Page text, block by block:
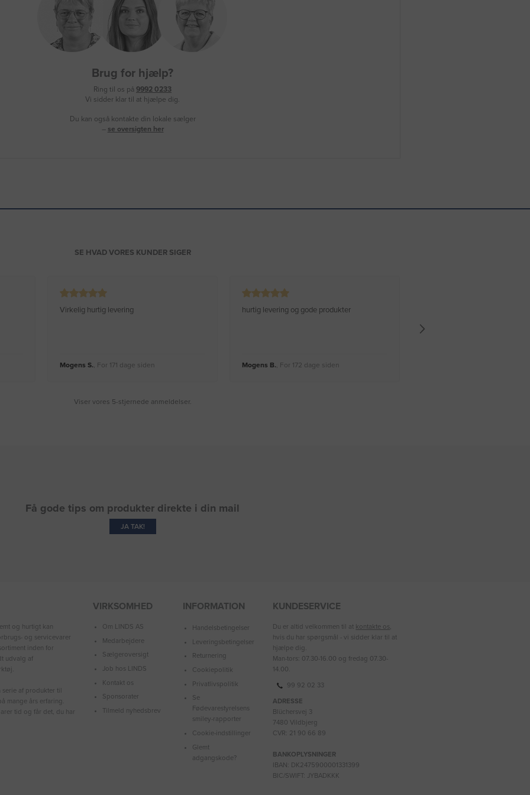
Brug for hjælp?
Ring til os på 9992 0233
Vi sidder klar til at hjælpe dig.
Du kan også kontakte din lokale sælger
– se oversigten her
SE HVAD VORES KUNDER SIGER
Virkelig hurtig levering
Mogens S., For 171 dage siden
hurtig levering og gode produkter
Mogens B., For 172 dage siden
Viser vores 5-stjernede anmeldelser.
Få gode tips om produkter direkte i din mail
JA TAK!
og hurtigt kan
og servicevarer
inden for
udvalg af
af produkter til
mange års erfaring.
tid og får det, du har
VIRKSOMHED
Om LINDS AS
Medarbejdere
Sælgeroversigt
Job hos LINDS
Kontakt os
Sponsorater
Tilmeld nyhedsbrev
INFORMATION
Handelsbetingelser
Leveringsbetingelser
Returnering
Cookiepolitik
Privatlivspolitik
Se
Fødevarestyrelsens
smiley-rapporter
Cookie-indstillinger
Glemt
adgangskode?
KUNDESERVICE
Du er altid velkommen til at kontakte os,
hvis du har spørgsmål - vi sidder klar til at
hjælpe dig.
Man-tors: 07.30-16.00 og fredag 07.30-
14.00.
99 92 02 33
ADRESSE
Blüchersvej 3
7480 Vildbjerg
CVR: 21 90 66 89
BANKOPLYSNINGER
IBAN: DK2475900001331399
BIC/SWIFT: JYBADKKK